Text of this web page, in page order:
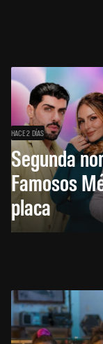
HACE 2 DÍAS
Segunda
Famosos
placa